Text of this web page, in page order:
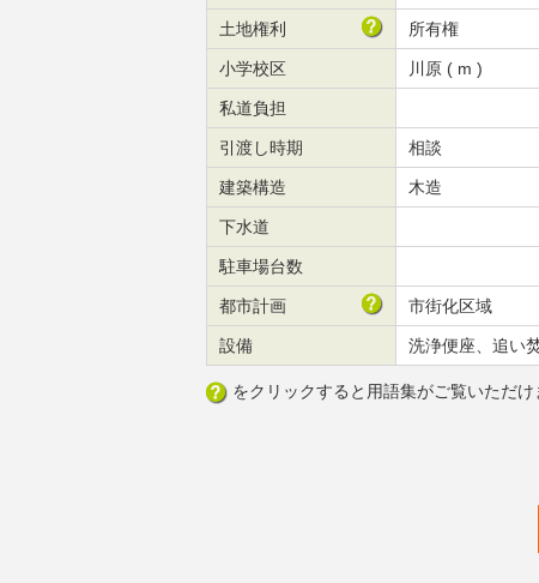
土地権利 所有権
小学校区 川原 ( m )
私道負担
引渡し時期 相談
建築構造 木造
下水道
駐車場台数
都市計画 市街化区域
設備 洗浄便座、追い
をクリックすると用語集がご覧いただけ